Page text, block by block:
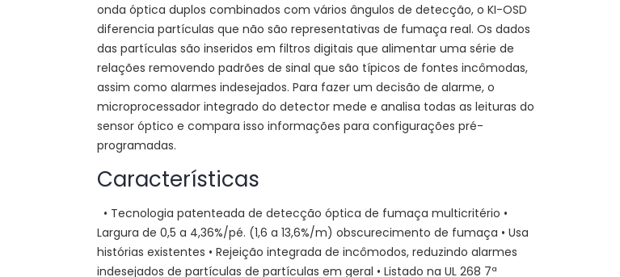
onda óptica duplos combinados com vários ângulos de detecção, o KI-OSD
diferencia partículas que não são representativas de fumaça real. Os dados
das partículas são inseridos em filtros digitais que alimentar uma série de
relações removendo padrões de sinal que são típicos de fontes incômodas,
assim como alarmes indesejados. Para fazer um decisão de alarme, o
microprocessador integrado do detector mede e analisa todas as leituras do
sensor óptico e compara isso informações para configurações pré-
programadas.
Características
• Tecnologia patenteada de detecção óptica de fumaça multicritério •
Largura de 0,5 a 4,36%/pé. (1,6 a 13,6%/m) obscurecimento de fumaça • Usa
histórias existentes • Rejeição integrada de incômodos, reduzindo alarmes
indesejados de partículas de partículas em geral • Listado na UL 268 7ª